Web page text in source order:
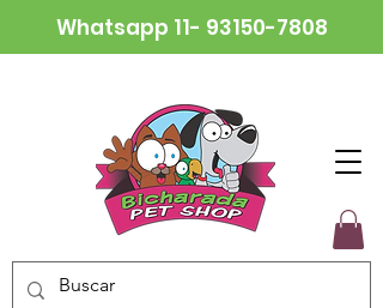
Whatsapp 11- 93150-7808